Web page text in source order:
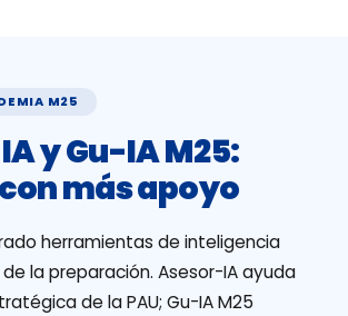
M25
y Gu-IA M25:
más apoyo
herramientas de inteligencia
la preparación. Asesor-IA ayuda
de la PAU; Gu-IA M25